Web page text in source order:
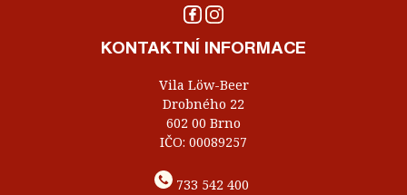
KONTAKTNÍ INFORMACE
Vila Löw-Beer
Drobného 22
602 00 Brno
IČO: 00089257
733 542 400